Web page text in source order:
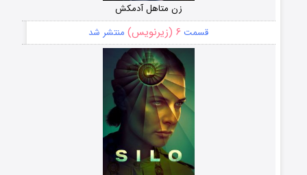
زن متاهل آدمکش
قسمت ۶ (زیرنویس) منتشر شد